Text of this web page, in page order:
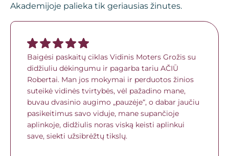
Akademijoje palieka tik geriausias žinutes.
Baigėsi paskaitų ciklas Vidinis Moters Grožis su
didžiuliu dėkingumu ir pagarba tariu AČIŪ
Robertai. Man jos mokymai ir perduotos žinios
suteikė vidinės tvirtybės, vėl pažadino mane,
buvau dvasinio augimo „pauzėje“, o dabar jaučiu
pasikeitimus savo viduje, mane supančioje
aplinkoje, didžiulis noras viską keisti aplinkui
save, siekti užsibrėžtų tikslų.